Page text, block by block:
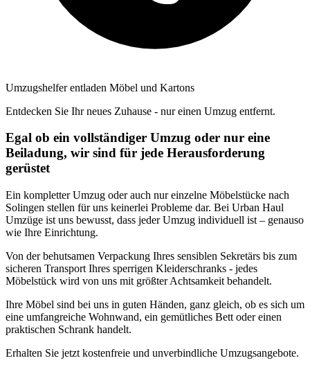
Umzugshelfer entladen Möbel und Kartons
Entdecken Sie Ihr neues Zuhause - nur einen Umzug entfernt.
Egal ob ein vollständiger Umzug oder nur eine
Beiladung, wir sind für jede Herausforderung
gerüstet
Ein kompletter Umzug oder auch nur einzelne Möbelstücke nach
Solingen stellen für uns keinerlei Probleme dar. Bei Urban Haul
Umzüge ist uns bewusst, dass jeder Umzug individuell ist – genauso
wie Ihre Einrichtung.
Von der behutsamen Verpackung Ihres sensiblen Sekretärs bis zum
sicheren Transport Ihres sperrigen Kleiderschranks - jedes
Möbelstück wird von uns mit größter Achtsamkeit behandelt.
Ihre Möbel sind bei uns in guten Händen, ganz gleich, ob es sich um
eine umfangreiche Wohnwand, ein gemütliches Bett oder einen
praktischen Schrank handelt.
Erhalten Sie jetzt kostenfreie und unverbindliche Umzugsangebote.